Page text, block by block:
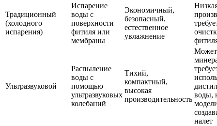
Традиционный
(холодного
испарения)
Испарение
воды с
поверхности
фитиля или
мембраны
Экономичный,
безопасный,
естественное
увлажнение
Ультразвуковой
Распыление
воды с
помощью
ультразвуковых
колебаний
Тихий,
компактный,
высокая
производительность
Может
воды,
налет